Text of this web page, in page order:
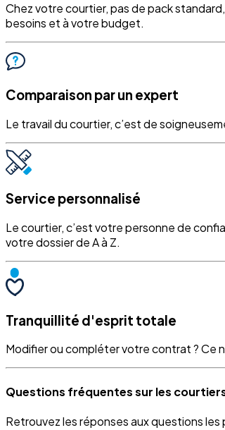
Chez votre courtier, pas de pack
besoins et à votre budget.
Comparaison par un expert
Le travail du courtier, c’est de
Service personnalisé
Le courtier, c’est votre personne de
votre dossier de A à Z.
Tranquillité d'esprit totale
Modifier ou compléter votre contrat ? Ce
Questions fréquentes sur les
Retrouvez les réponses aux questions